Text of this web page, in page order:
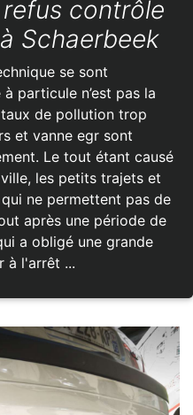
contrôle
Schaerbeek
se sont
particule n’est pas la
taux de pollution trop
et vanne egr sont
Le tout étant causé
les petits trajets et
ne permettent pas de
après une période de
a obligé une grande
à l'arrêt ...